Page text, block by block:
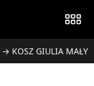
→ KOSZ GIULIA MAŁY